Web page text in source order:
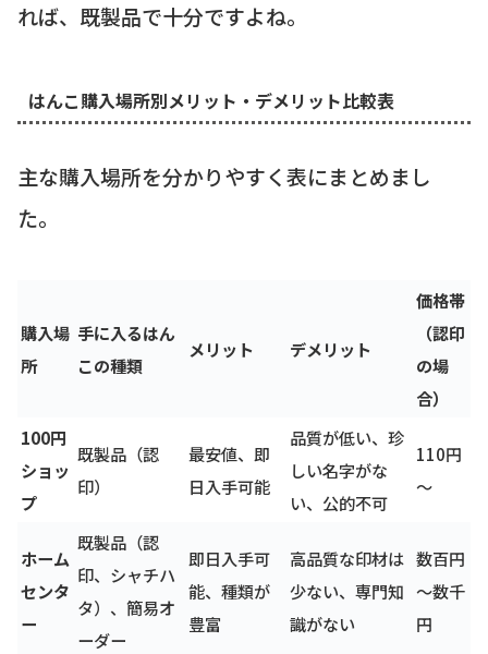
れば、既製品で十分ですよね。
はんこ購入場所別メリット・デメリット比較表
主な購入場所を分かりやすく表にまとめまし
た。
購入場
所
手に入るはん
この種類
メリット デメリット
価格帯
（認印
の場
合）
100円
ショッ
プ
既製品（認
印）
最安値、即
日入手可能
品質が低い、珍
しい名字がな
い、公的不可
110円
～
ホーム
センタ
ー
既製品（認
印、シャチハ
タ）、簡易オ
ーダー
即日入手可
能、種類が
豊富
高品質な印材は
少ない、専門知
識がない
数百円
～数千
円